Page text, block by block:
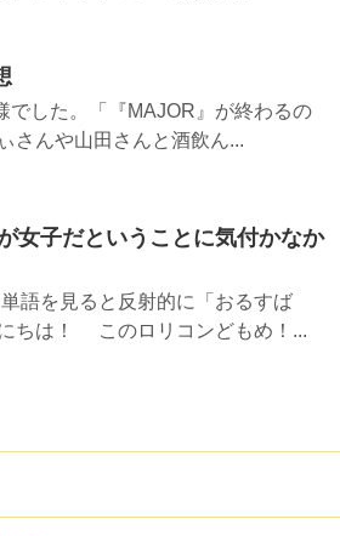
した。「『MAJOR』が終わるの
さんや山田さんと酒飲ん...
女子だということに気付かなか
語を見ると反射的に「おるすば
ちは！ このロリコンどもめ！...